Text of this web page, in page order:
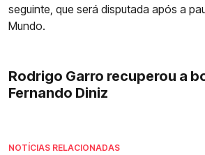
seguinte, que será disputada após a
Mundo.
Rodrigo Garro recuperou a
Fernando Diniz
NOTÍCIAS RELACIONADAS